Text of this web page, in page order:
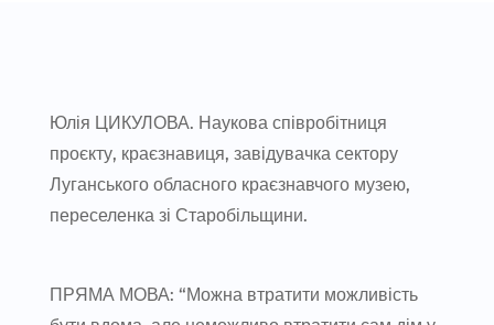
Юлія ЦИКУЛОВА. Наукова співробітниця
проєкту, краєзнавиця, завідувачка сектору
Луганського обласного краєзнавчого музею,
переселенка зі Старобільщини.
ПРЯМА МОВА: “Можна втратити можливість